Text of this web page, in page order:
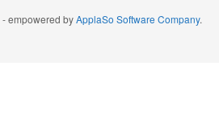
- empowered byApplaSo Software Company.